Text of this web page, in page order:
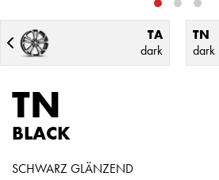
TA
dark
TN
dark
TN
BLACK
SCHWARZ GLÄNZEND